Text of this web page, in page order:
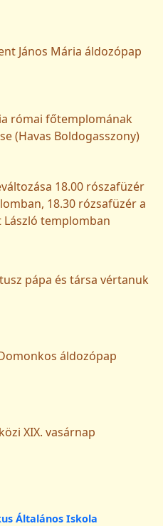
János Mária áldozópap
római főtemplomának
(Havas Boldogasszony)
18.00 rószafüzér
18.30 rózsafüzér a
László templomban
pápa és társa vértanuk
áldozópap
XIX. vasárnap
Általános Iskola